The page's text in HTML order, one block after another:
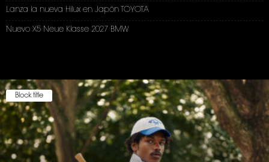
Lanza la nueva Hilux en Japón TOYOTA
Nuevo X5 Neue Klasse 2027 BMW
Block title